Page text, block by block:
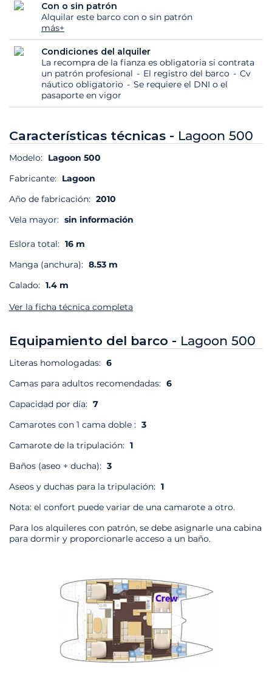
Con o sin patrón
Alquilar este barco con o sin patrón
más+
Condiciones del alquiler
La recompra de la fianza es obligatoria si contrata
un patrón profesional
El registro del barco
Cv
náutico obligatorio
Se requiere el DNI o el
pasaporte en vigor
Características técnicas - Lagoon 500
Modelo: Lagoon 500
Fabricante: Lagoon
Año de fabricación: 2010
Vela mayor: sin información
Eslora total: 16 m
Manga (anchura): 8.53 m
Calado: 1.4 m
Ver la ficha técnica completa
Equipamiento del barco - Lagoon 500
Literas homologadas: 6
Camas para adultos recomendadas: 6
Capacidad por día: 7
Camarotes con 1 cama doble : 3
Camarote de la tripulación: 1
Baños (aseo + ducha): 3
Aseos y duchas para la tripulación: 1
Nota: el confort puede variar de una camarote a otro.
Para los alquileres con patrón, se debe asignarle una cabina
para dormir y proporcionarle acceso a un baño.